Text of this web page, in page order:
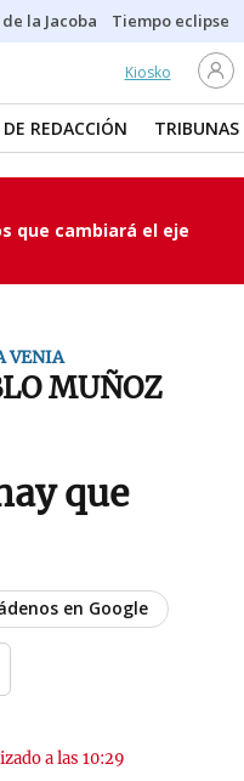
la Jacoba Tiempo eclipse
Kiosko
REDACCIÓN TRIBUNAS
que cambiará el eje
VENIA
MUÑOZ
que
a las 10:29
en Google